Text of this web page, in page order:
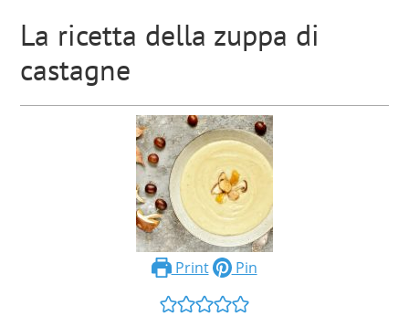
La ricetta della zuppa di
castagne
Print Pin